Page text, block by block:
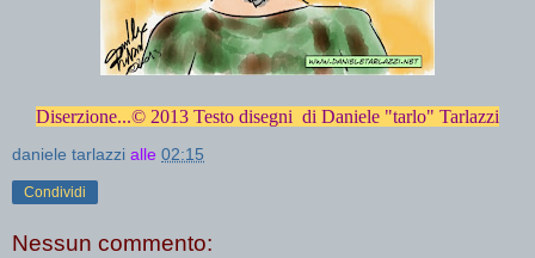
Diserzione...© 2013 Testo disegni di Daniele "tarlo" Tarlazzi
daniele tarlazzi alle 02:15
Condividi
Nessun commento: